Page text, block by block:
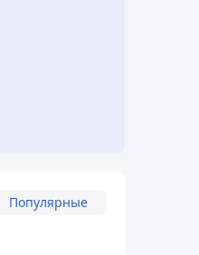
Популярные